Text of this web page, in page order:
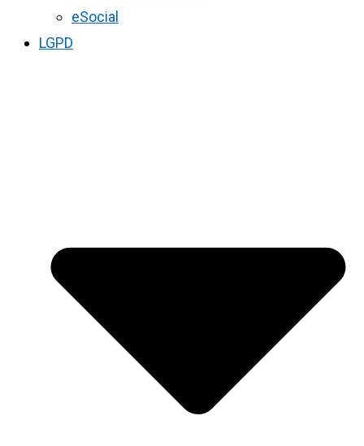
eSocial
LGPD